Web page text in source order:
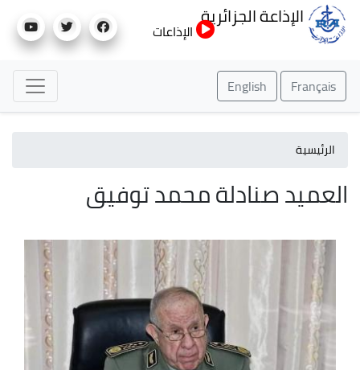
إلى
الإذاعة الجزائرية
الإذاعات
Français
English
الرئيسية
العميد صنادلة محمد توفيق